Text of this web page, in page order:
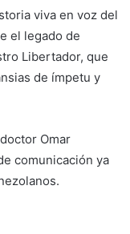
viva en voz del
el legado de
Libertador, que
de ímpetu y
Omar
comunicación ya